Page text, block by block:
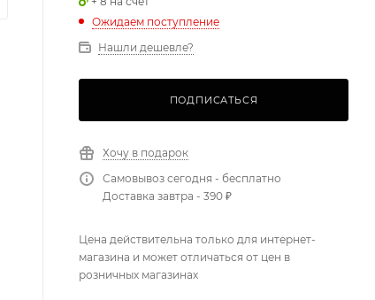
Ожидаем поступление
Нашли дешевле?
ПОДПИСАТЬСЯ
Хочу в подарок
Самовывоз сегодня - бесплатно
Доставка завтра - 390 ₽
Цена действительна только для интернет-
магазина и может отличаться от цен в
розничных магазинах